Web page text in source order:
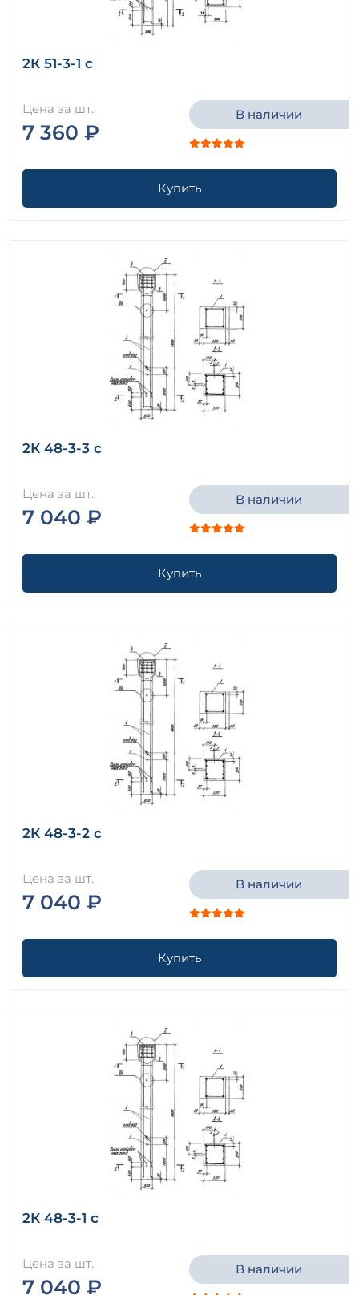
2К 51-3-1 с
Цена за шт.
7 360 ₽
В наличии
Купить
2К 48-3-3 с
Цена за шт.
7 040 ₽
В наличии
Купить
2К 48-3-2 с
Цена за шт.
7 040 ₽
В наличии
Купить
2К 48-3-1 с
Цена за шт.
7 040 ₽
В наличии